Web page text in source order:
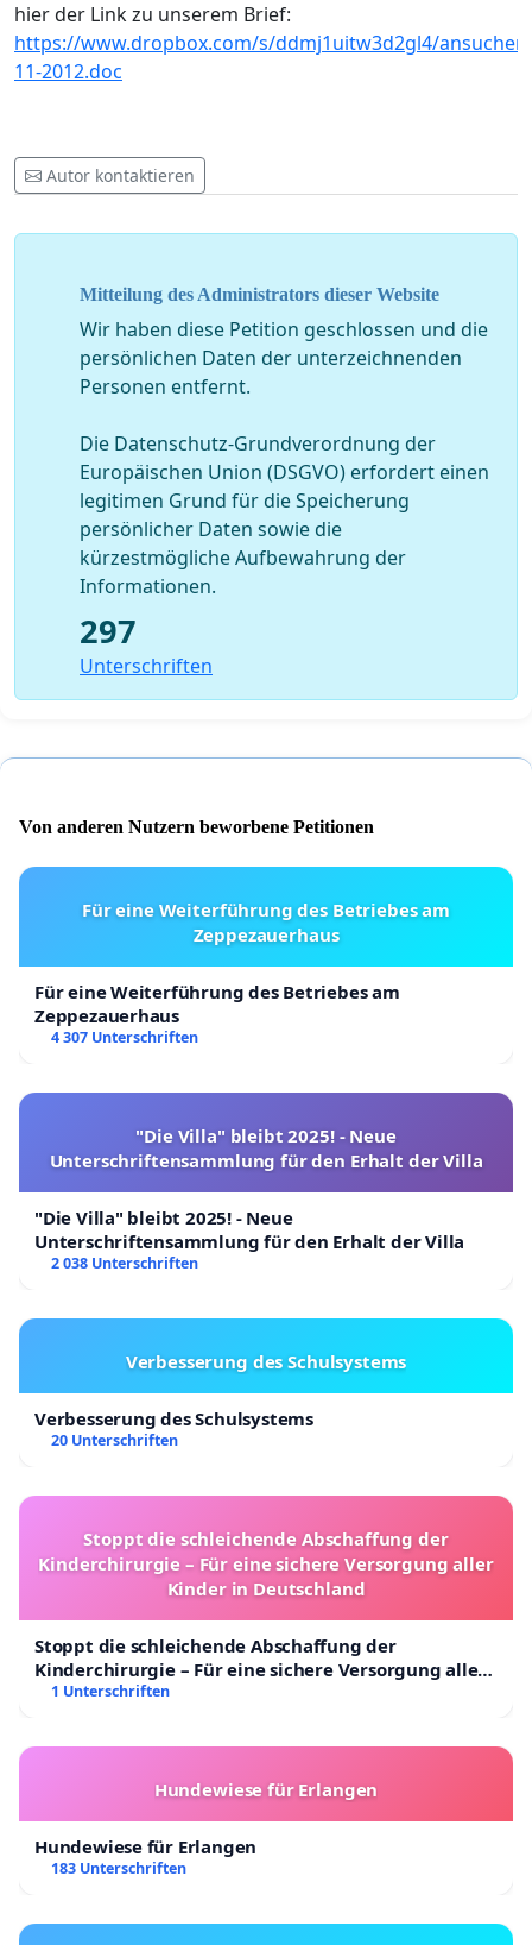
hier der Link zu unserem Brief:
https://www.dropbox.com/s/ddmj1uitw3d2gl4/
11-2012.doc
Autor kontaktieren
Mitteilung des Administrators dieser Website
Wir haben diese Petition geschlossen und die
persönlichen Daten der unterzeichnenden
Personen entfernt.
Die Datenschutz-Grundverordnung der
Europäischen Union (DSGVO) erfordert einen
legitimen Grund für die Speicherung
persönlicher Daten sowie die
kürzestmögliche Aufbewahrung der
Informationen.
297
Unterschriften
Von anderen Nutzern beworbene Petitionen
Für eine Weiterführung des Betriebes am
Zeppezauerhaus
Für eine Weiterführung des Betriebes am
Zeppezauerhaus
4 307 Unterschriften
"Die Villa" bleibt 2025! - Neue
Unterschriftensammlung für den Erhalt der Villa
"Die Villa" bleibt 2025! - Neue
Unterschriftensammlung für den Erhalt der Villa
2 038 Unterschriften
Verbesserung des Schulsystems
Verbesserung des Schulsystems
20 Unterschriften
Stoppt die schleichende Abschaffung der
Kinderchirurgie – Für eine sichere Versorgung aller
Kinder in Deutschland
Stoppt die schleichende Abschaffung der
Kinderchirurgie – Für eine sichere Versorgung aller
Kinder in Deutschland
1 Unterschriften
Hundewiese für Erlangen
Hundewiese für Erlangen
183 Unterschriften